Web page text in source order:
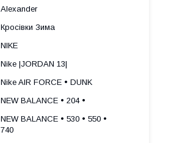
Alexander
Кросівки Зима
NIKE
Nike |JORDAN 13|
Nike AIR FORCE • DUNK
NEW BALANCE • 204 •
NEW BALANCE • 530 • 550 •
740